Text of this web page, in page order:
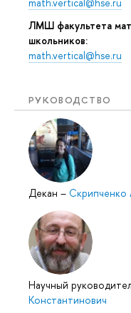
ЛМШ факультета
школьников:
math.vertical@hse.ru
РУКОВОДСТВО
Декан – Скрипченко
Научный
Константинович